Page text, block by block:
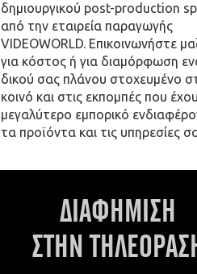
δημιουργικού post-production
από την εταιρεία παραγωγής
VIDEOWORLD. Επικοινωνήστε
για κόστος ή για διαμόρφωση
δικού σας πλάνου στοχευμένο
κοινό και στις εκπομπές που
μεγαλύτερο εμπορικό
τα προϊόντα και τις υπηρεσίες
ΔΙΑΦΗΜΙΣΗ
ΣΤΗΝ